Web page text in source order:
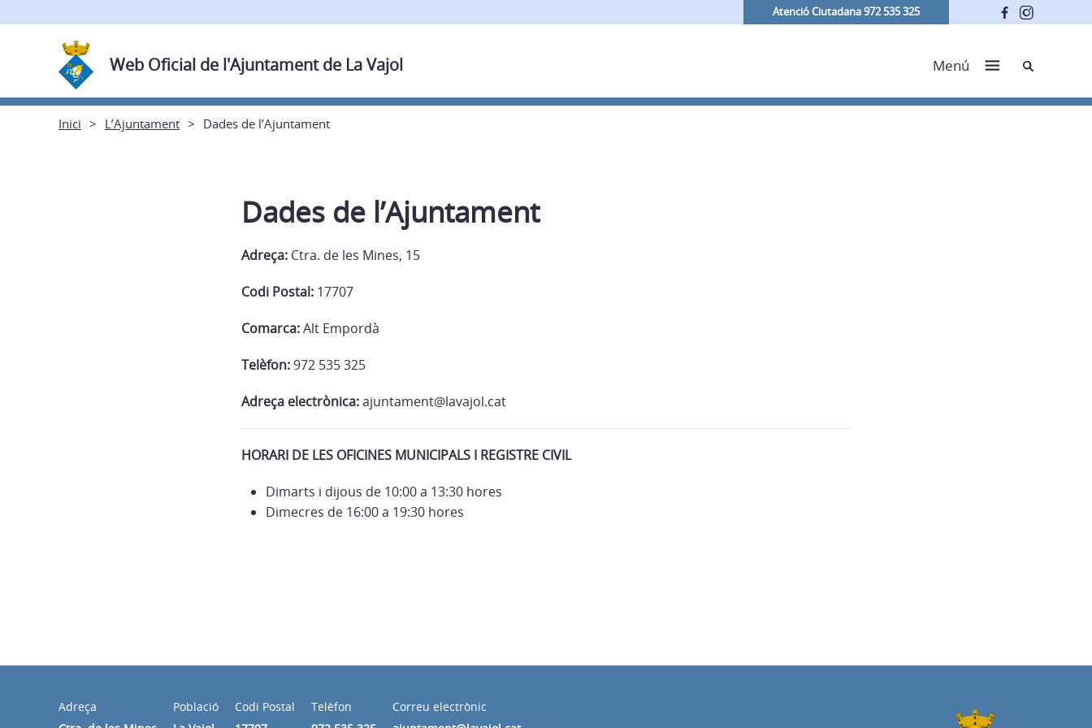
Atenció Ciutadana 972 535 325
Web Oficial de l'Ajuntament de La Vajol Menú Cerca
Inici L’Ajuntament Dades de l’Ajuntament
Dades de l’Ajuntament
Adreça: Ctra. de les Mines, 15
Codi Postal: 17707
Comarca:Alt Empordà
Telèfon:972 535 325
Adreça electrònica:ajuntament@lavajol.cat
HORARI DE LES OFICINES MUNICIPALS I REGISTRE CIVIL
Dimarts i dijous de 10:00 a 13:30 hores
Dimecres de 16:00 a 19:30 hores
Adreça
Població
Codi Postal
Telèfon
Correu electrònic